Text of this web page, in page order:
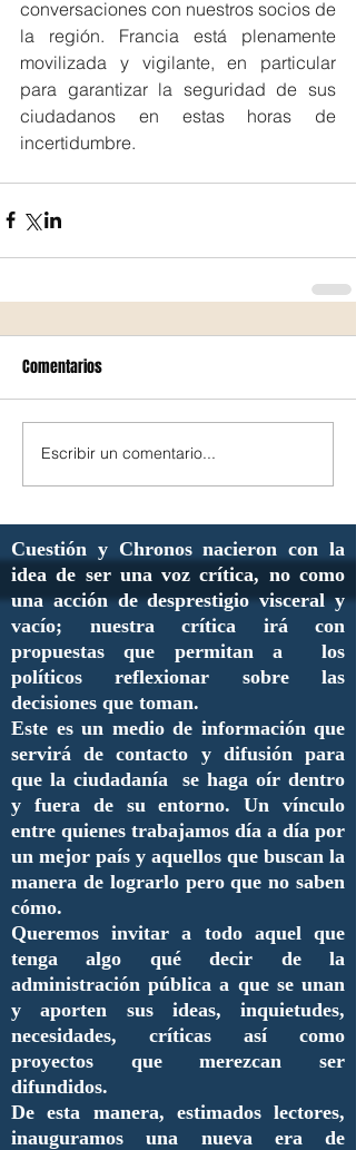
conversaciones con nuestros socios de
la región. Francia está plenamente
movilizada y vigilante, en particular
para garantizar la seguridad de sus
ciudadanos en estas horas de
incertidumbre.
Comentarios
Escribir un comentario...
Cuestión y Chronos nacieron con la
idea de ser una voz crítica, no como
una acción de desprestigio visceral y
vacío; nuestra crítica irá con
propuestas que permitan a los
políticos reflexionar sobre las
decisiones que toman.
Este es un medio de información que
servirá de contacto y difusión para
que la ciudadanía se haga oír dentro
y fuera de su entorno. Un vínculo
entre quienes trabajamos día a día por
un mejor país y aquellos que buscan la
manera de lograrlo pero que no saben
cómo.
Queremos invitar a todo aquel que
tenga algo qué decir de la
administración pública a que se unan
y aporten sus ideas, inquietudes,
necesidades, críticas así como
proyectos que merezcan ser
difundidos.
De esta manera, estimados lectores,
inauguramos una nueva era de